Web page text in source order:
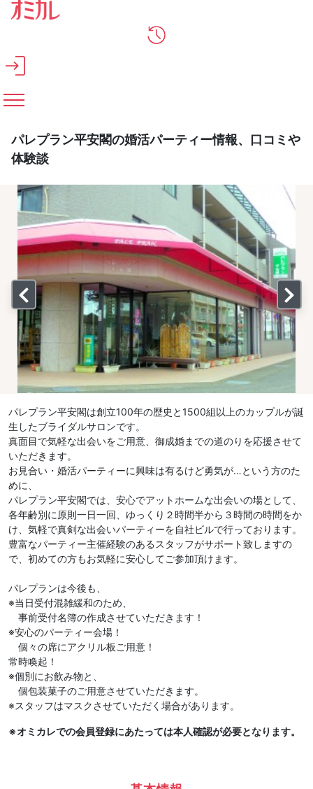
メインコンテンツへスキップ
パレプラン平安閣の婚活パーティー情報、口コミや
体験談
パレプラン平安閣は創立100年の歴史と1500組以上のカップルが誕
生したブライダルサロンです。
真面目で気軽な出会いをご用意、御成婚までの道のりを応援させて
いただきます。
お見合い・婚活パーティーに興味は有るけど勇気が…という方のた
めに、
パレプラン平安閣では、安心でアットホームな出会いの場として、
各年齢別に原則一日一回、ゆっくり２時間半から３時間の時間をか
け、気軽で真剣な出会いパーティーを自社ビルで行っております。
豊富なパーティー主催経験のあるスタッフがサポート致しますの
で、初めての方もお気軽に安心してご参加頂けます。
パレプランは今後も、
※当日受付混雑緩和のため、
事前受付名簿の作成させていただきます！
※安心のパーティー会場！
個々の席にアクリル板ご用意！
常時喚起！
※個別にお飲み物と、
個包装菓子のご用意させていただきます。
※スタッフはマスクさせていただく場合があります。
※オミカレでの会員登録にあたっては本人確認が必要となります。